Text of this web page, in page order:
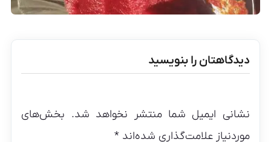
دیدگاهتان را بنویسید
نشانی ایمیل شما منتشر نخواهد شد. بخش‌های
موردنیاز علامت‌گذاری شده‌اند*